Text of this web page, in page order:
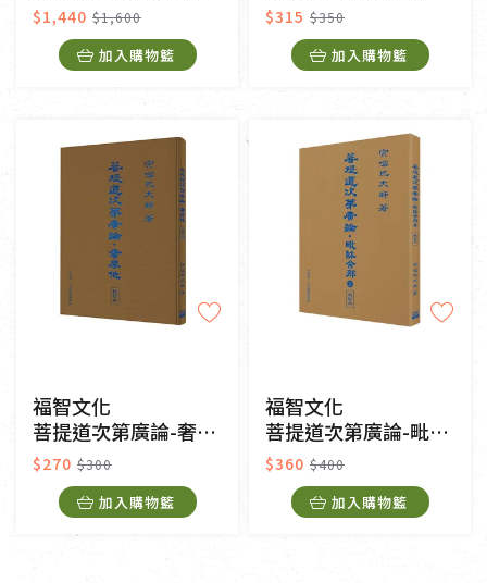
$1,440 $1,600
加入購物籃
$315 $350
加入購物籃
福智文化
菩提道次第廣論-奢摩他校訂本-小開本
$270 $300
加入購物籃
福智文化
菩提道次第廣論-毗缽舍那-上 校訂本
$360 $400
加入購物籃